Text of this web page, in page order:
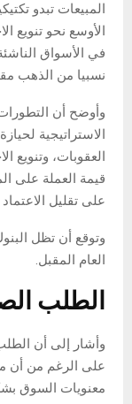
المبيعات تبدو
الأوسع نحو تنويع
في الأسواق
نسبيا من الذهب
وأوضح أن
الاستراتيجية
العقوبات، وتنويع
قيمة العملة على
على تقليل
وتوقع أن تظل
العام المقبل.
الطلب
وأشار إلى أن
على الرغم من أن
معنويات السوق